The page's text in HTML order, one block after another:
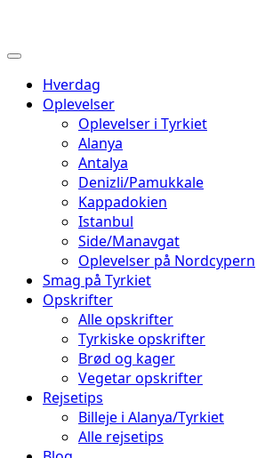
Hverdag
Oplevelser
Oplevelser i Tyrkiet
Alanya
Antalya
Denizli/Pamukkale
Kappadokien
Istanbul
Side/Manavgat
Oplevelser på Nordcypern
Smag på Tyrkiet
Opskrifter
Alle opskrifter
Tyrkiske opskrifter
Brød og kager
Vegetar opskrifter
Rejsetips
Billeje i Alanya/Tyrkiet
Alle rejsetips